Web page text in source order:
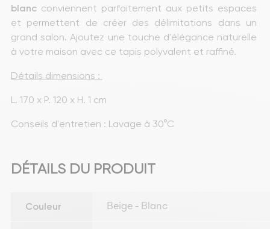
blanc conviennent parfaitement aux petits espaces
et permettent de créer des délimitations dans un
grand salon. Ajoutez une touche d'élégance naturelle
à votre maison avec ce tapis polyvalent et raffiné.
Détails dimensions :
L. 170 x P. 120 x H. 1 cm
Conseils d'entretien : Lavage à 30°C
DÉTAILS DU PRODUIT
Couleur Beige - Blanc